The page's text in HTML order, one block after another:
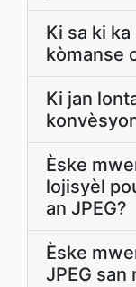
Ki sa ki ka
kòmanse
Ki jan
Èske
lojisyèl
an JPEG?
Èske
JPEG san